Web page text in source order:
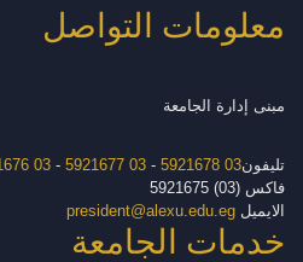
معلومات التواصل
مبنى إدارة الجامعة
تليفون03 5921678
-
03 5921677
-
03 5921676
فاكس (03) 5921675
الايميلpresident@alexu.edu.eg
خدمات الجامعة